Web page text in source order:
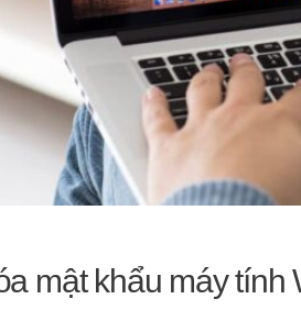
mật khẩu máy